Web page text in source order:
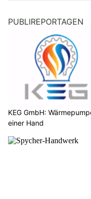
PUBLIREPORTAGEN
KEG GmbH:
einer Hand